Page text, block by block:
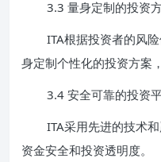
3.3 量身定制的投资
ITA根据投资者的风
身定制个性化的投资方案
3.4 安全可靠的投资
ITA采用先进的技术
资金安全和投资透明度。